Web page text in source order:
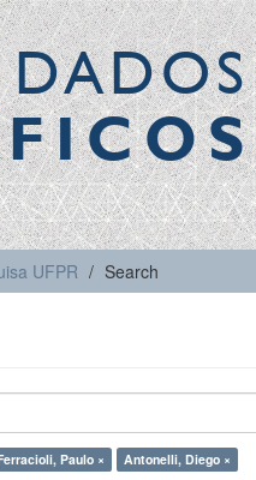
UFPR Search
Paulo ×
Antonelli, Diego ×